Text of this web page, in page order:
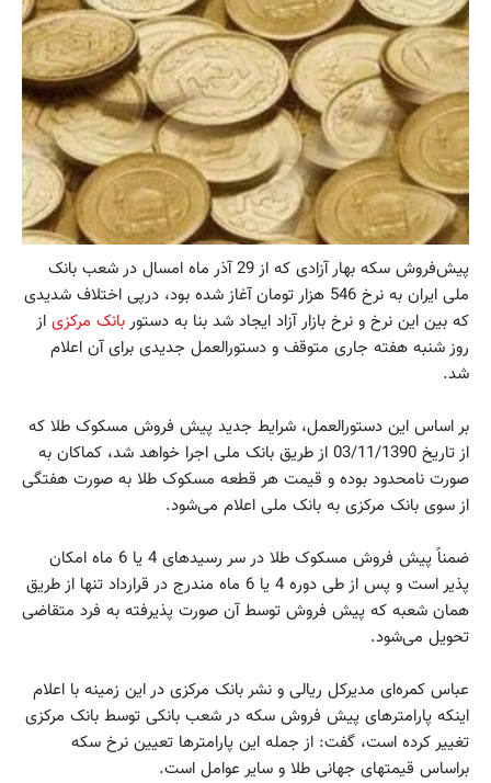
پیش‌فروش سکه بهار آزادی که از 29 آذر ماه امسال در شعب بانک
ملی ایران به نرخ 546 هزار تومان آغاز شده بود، درپی اختلاف شدیدی
که بین این نرخ و نرخ بازار آزاد ایجاد شد بنا به دستور بانک مرکزی از
روز شنبه هفته جاری متوقف و دستورالعمل جدیدی برای آن اعلام
شد.
بر اساس این دستورالعمل، شرایط جدید پیش فروش مسکوک طلا که
از تاریخ 03/11/1390 از طریق بانک ملی اجرا خواهد شد، کماکان به
صورت نامحدود بوده و‌ قیمت هر قطعه مسکوک طلا به صورت هفتگی
از سوی بانک مرکزی به بانک ملی اعلام می‌شود.
ضمناً پیش فروش مسکوک طلا در سر رسیدهای 4 یا 6 ماه امکان
پذیر است و پس از طی دوره 4 یا 6 ماه مندرج در قرار‌داد تنها از طریق
همان شعبه که پیش فروش توسط آن صورت پذیرفته به فرد متقاضی
تحویل می‌شود.
عباس کمره‌ای مدیرکل ریالی و نشر بانک مرکزی در این زمینه با اعلام
اینکه پارامترهای پیش فروش سکه در شعب بانکی توسط بانک مرکزی
تغییر کرده است، گفت: از جمله این پارامترها تعیین نرخ سکه
براساس قیمتهای جهانی طلا و سایر عوامل است.